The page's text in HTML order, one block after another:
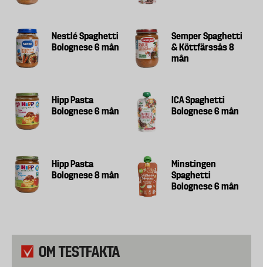
Nestlé Spaghetti
Bolognese 6 mån
Semper Spaghetti
& Köttfärssås 8
mån
Hipp Pasta
Bolognese 6 mån
ICA Spaghetti
Bolognese 6 mån
Hipp Pasta
Bolognese 8 mån
Minstingen
Spaghetti
Bolognese 6 mån
OM TESTFAKTA